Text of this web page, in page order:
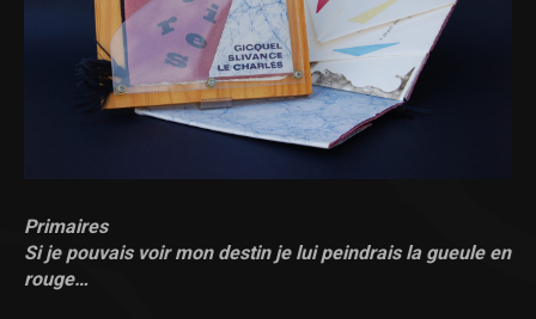
Primaires
Si je pouvais voir mon destin je lui peindrais la gueule en
rouge…